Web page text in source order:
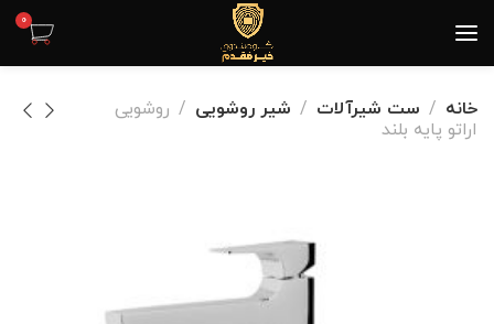
0
خانه ست شیرآلات شیر روشویی
روشویی
اراتو پایه بلند